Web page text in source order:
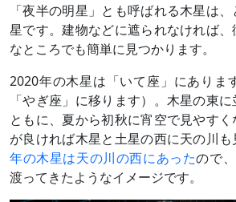
「夜半の明星」とも呼ばれる木星は
星です。建物などに遮られなければ、
なところでも簡単に見つかります。
2020年の木星は「いて座」にありま
「やぎ座」に移ります）。木星の東
ともに、夏から初秋に宵空で見やす
が良ければ木星と土星の西に天の川も
年の木星は天の川の西にあったので
渡ってきたようなイメージです。